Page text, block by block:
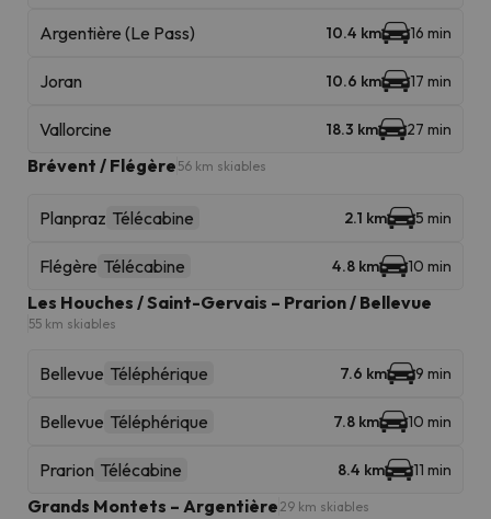
Argentière (Le Pass) 10.4 km 16 min
Joran 10.6 km 17 min
Vallorcine 18.3 km 27 min
Brévent / Flégère 56 km skiables
Planpraz Télécabine 2.1 km 5 min
Flégère Télécabine 4.8 km 10 min
Les Houches / Saint-Gervais – Prarion / Bellevue
55 km skiables
Bellevue Téléphérique 7.6 km 9 min
Bellevue Téléphérique 7.8 km 10 min
Prarion Télécabine 8.4 km 11 min
Grands Montets – Argentière 29 km skiables